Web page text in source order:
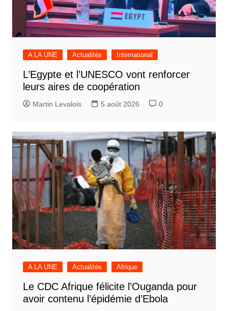
A LA UNE Actualités International
L’Egypte et l’UNESCO vont renforcer
leurs aires de coopération
Martin Levalois 5 août 2026 0
A LA UNE Actualités Afrique
Le CDC Afrique félicite l’Ouganda pour
avoir contenu l’épidémie d’Ebola